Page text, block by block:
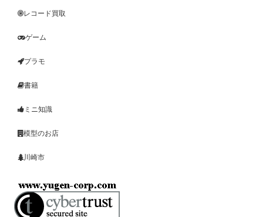
レコード買取
ゲーム
プラモ
書籍
ミニ知識
模型のお店
川崎市